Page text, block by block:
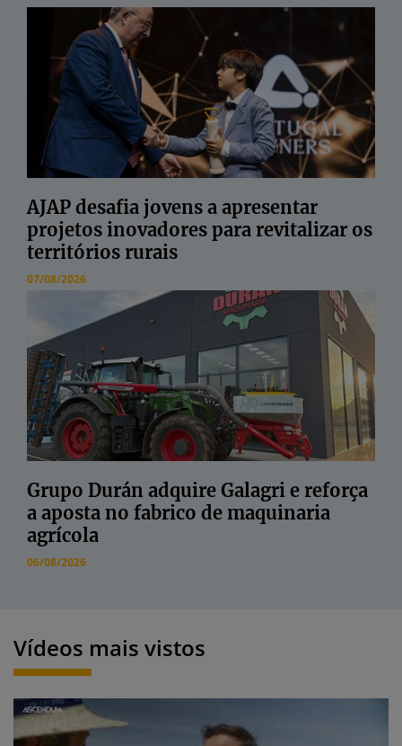
AJAP desafia jovens a apresentar
projetos inovadores para revitalizar os
territórios rurais
07/08/2026
Grupo Durán adquire Galagri e reforça
a aposta no fabrico de maquinaria
agrícola
06/08/2026
Vídeos mais vistos